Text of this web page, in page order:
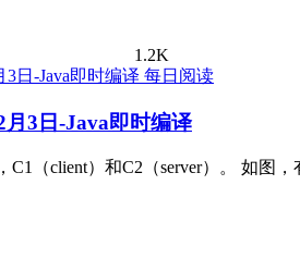
1.2K
每日阅读
月3日-Java即时编译
C1（client）和C2（server）。 如